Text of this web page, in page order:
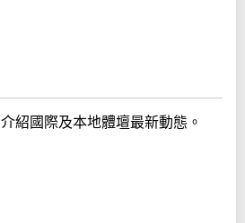
介紹國際及本地體壇最新動態。